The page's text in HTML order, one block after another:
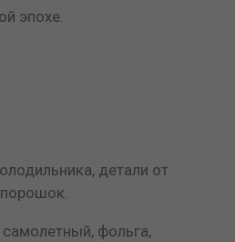
эпохе.
детали от
фольга,